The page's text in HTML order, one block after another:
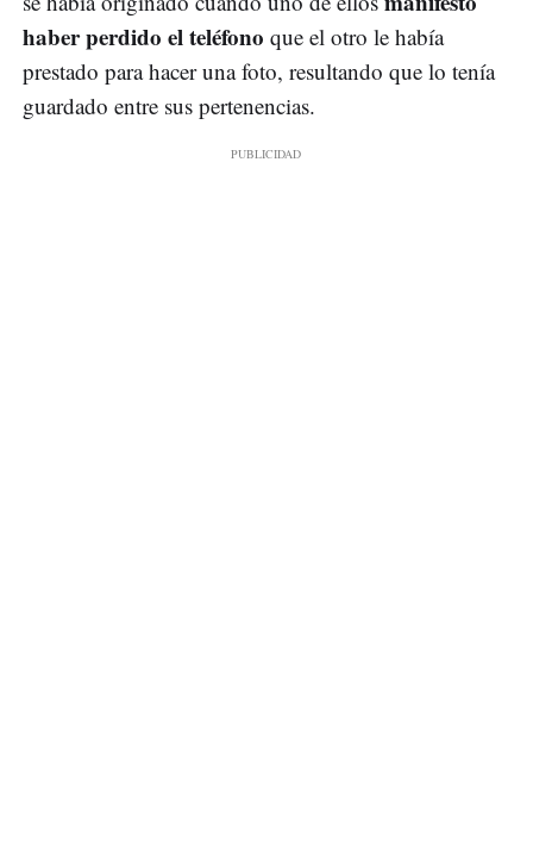
haber perdido el teléfono que el otro le había
prestado para hacer una foto, resultando que lo tenía
guardado entre sus pertenencias.